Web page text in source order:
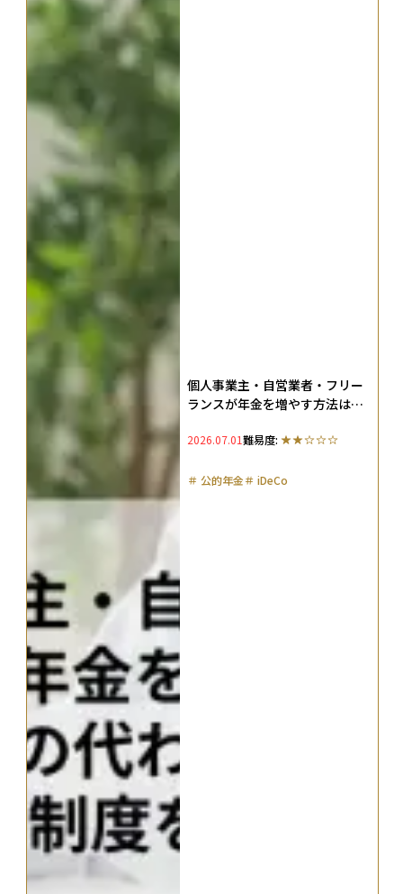
個人事業主・自営業者・フリー
ランスが年金を増やす方法は？
度を解説
2026.07.01難易度:
＃ 公的年金＃ iDeCo